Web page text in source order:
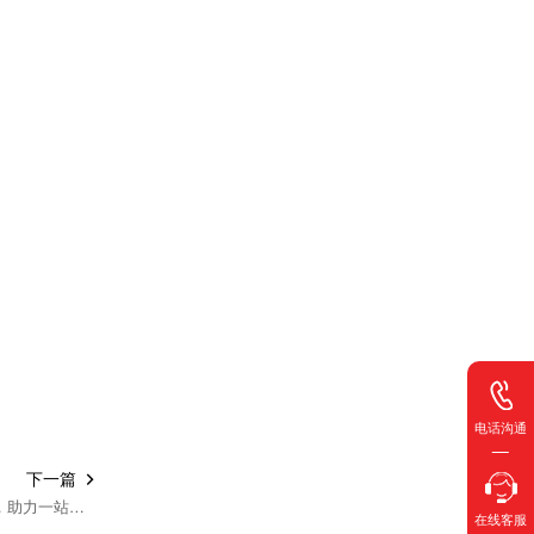
下一篇 
玫德计量产品智能、精准、专业，助力一站式解决方案更加完善
电话沟通
在线客服